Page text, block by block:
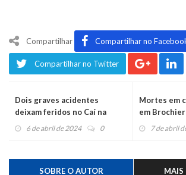
Compartilhar Compartilhar no
Compartilhar no Twitter
Dois graves acidentes
deixam feridos no Caí na
tarde deste sábado
6 de abril de 2024 0
Mortes em
em
consternação
7 de abril
SOBRE O AUTOR MAIS